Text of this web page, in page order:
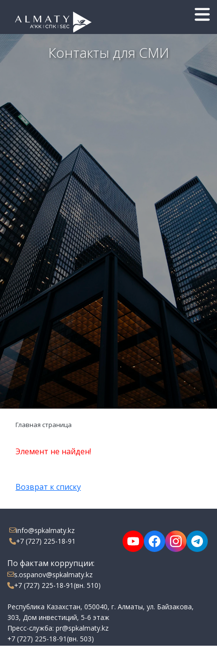
Контакты для СМИ
Главная страница
Элемент не найден!
Возврат к списку
info@spkalmaty.kz
+7 (727) 225-18-91
По фактам коррупции:
s.ospanov@spkalmaty.kz
+7 (727) 225-18-91(вн. 510)
Республика Казахстан, 050040, г. Алматы, ул. Байзакова,
303, Дом инвестиций, 5-6 этаж
Пресс-служба: pr@spkalmaty.kz
+7 (727) 225-18-91(вн. 503)